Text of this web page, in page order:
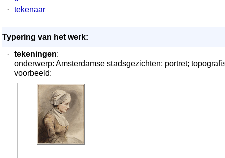
·
tekenaar
Typering van het werk:
·
tekeningen:
onderwerp: Amsterdamse stadsgezichten; portret;
voorbeeld: